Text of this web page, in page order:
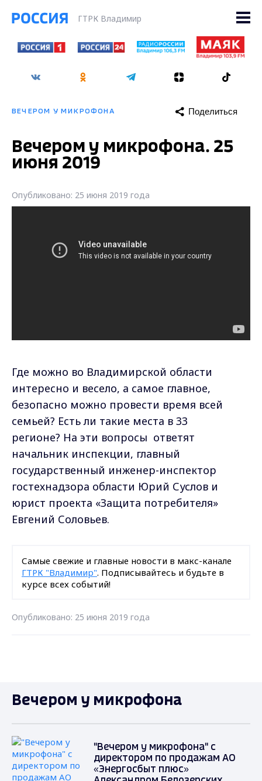
ГТРК Владимир
ВЕЧЕРОМ У МИКРОФОНА Поделиться
Вечером у микрофона. 25
июня 2019
Опубликовано: 25 июня 2019 года
Где можно во Владимирской области
интересно и весело, а самое главное,
безопасно можно провести время всей
семьей? Есть ли такие места в 33
регионе? На эти вопросы ответят
начальник инспекции, главный
государственный инженер-инспектор
гостехнадзора области Юрий Суслов и
юрист проекта «Защита потребителя»
Евгений Соловьев.
Самые свежие и главные новости в макс-канале
ГТРК "Владимир". Подписывайтесь и будьте в
курсе всех событий!
Опубликовано: 25 июня 2019 года
Вечером у микрофона
"Вечером у микрофона" с
директором по продажам АО
«Энергосбыт плюс»